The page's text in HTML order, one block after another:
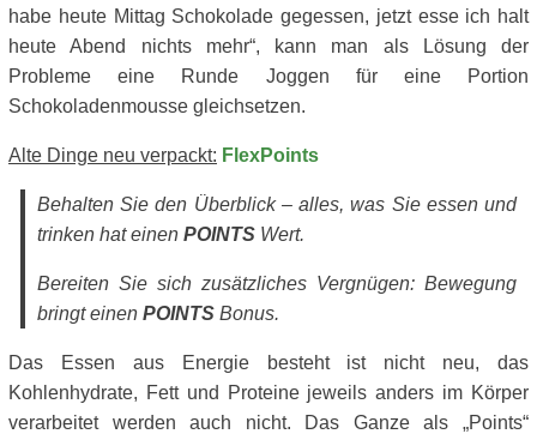
habe heute Mittag Schokolade gegessen, jetzt esse ich halt
heute Abend nichts mehr“, kann man als Lösung der
Probleme eine Runde Joggen für eine Portion
Schokoladenmousse gleichsetzen.
Alte Dinge neu verpackt: FlexPoints
Behalten Sie den Überblick – alles, was Sie essen und
trinken hat einen POINTS Wert.
Bereiten Sie sich zusätzliches Vergnügen: Bewegung
bringt einen POINTS Bonus.
Das Essen aus Energie besteht ist nicht neu, das
Kohlenhydrate, Fett und Proteine jeweils anders im Körper
verarbeitet werden auch nicht. Das Ganze als „Points“